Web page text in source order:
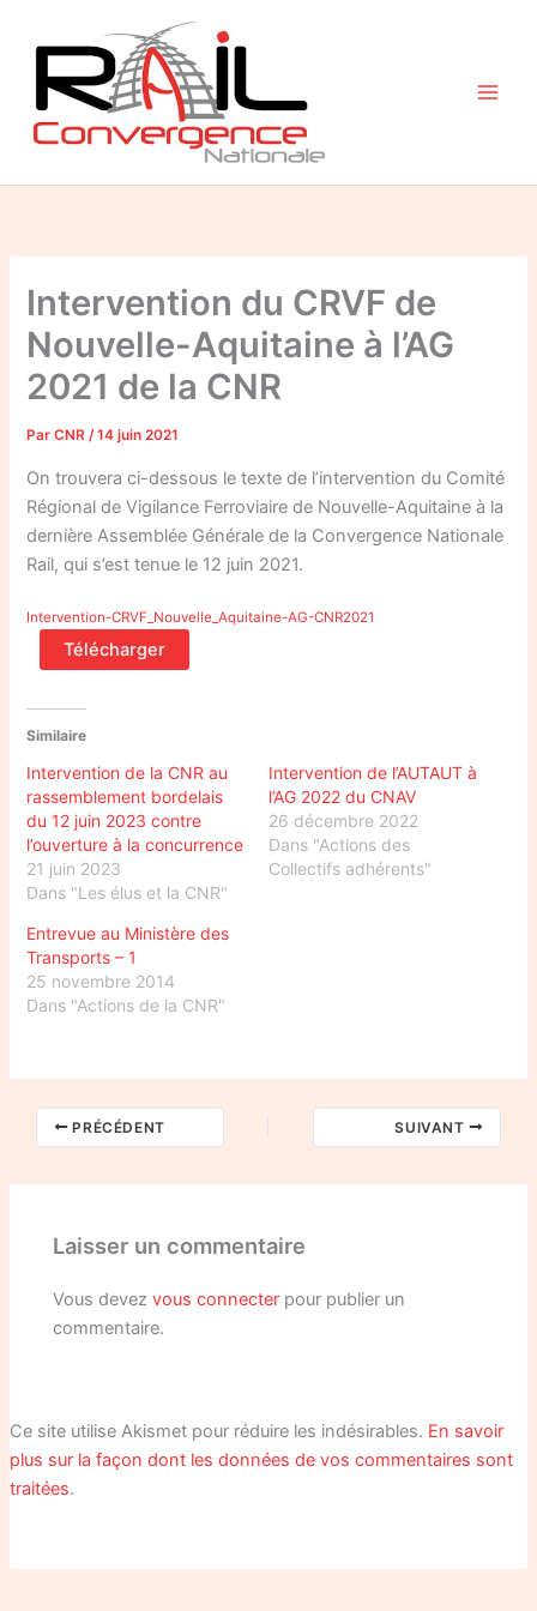
contenu
Intervention du CRVF de
Nouvelle-Aquitaine à l’AG
2021 de la CNR
ParCNR/14 juin 2021
On trouvera ci-dessous le texte de l’intervention du Comité
Régional de Vigilance Ferroviaire de Nouvelle-Aquitaine à la
dernière Assemblée Générale de la Convergence Nationale
Rail, qui s’est tenue le 12 juin 2021.
Intervention-CRVF_Nouvelle_Aquitaine-AG-CNR2021
Télécharger
Similaire
Intervention de la CNR au
rassemblement bordelais
du 12 juin 2023 contre
l’ouverture à la concurrence
21 juin 2023
Dans "Les élus et la CNR"
Intervention de l’AUTAUT à
l’AG 2022 du CNAV
26 décembre 2022
Dans "Actions des
Collectifs adhérents"
Entrevue au Ministère des
Transports – 1
25 novembre 2014
Dans "Actions de la CNR"
PRÉCÉDENT SUIVANT
Laisser un commentaire
Vous devezvous connecter pour publier un
commentaire.
Ce site utilise Akismet pour réduire les indésirables. En savoir
plus sur la façon dont les données de vos commentaires sont
traitées.